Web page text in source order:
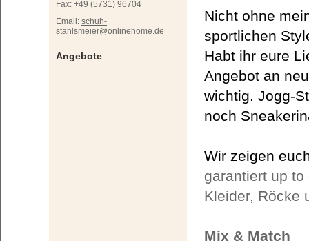
Fax: +49 (5731) 96704
Email: schuh-
stahlsmeier@onlinehome.de
Angebote
Nicht ohne
sportlichen
Habt ihr eure
Angebot an
wichtig. Jogg-
noch
Wir zeigen
garantiert up
Kleider, Röcke
Mix & Match